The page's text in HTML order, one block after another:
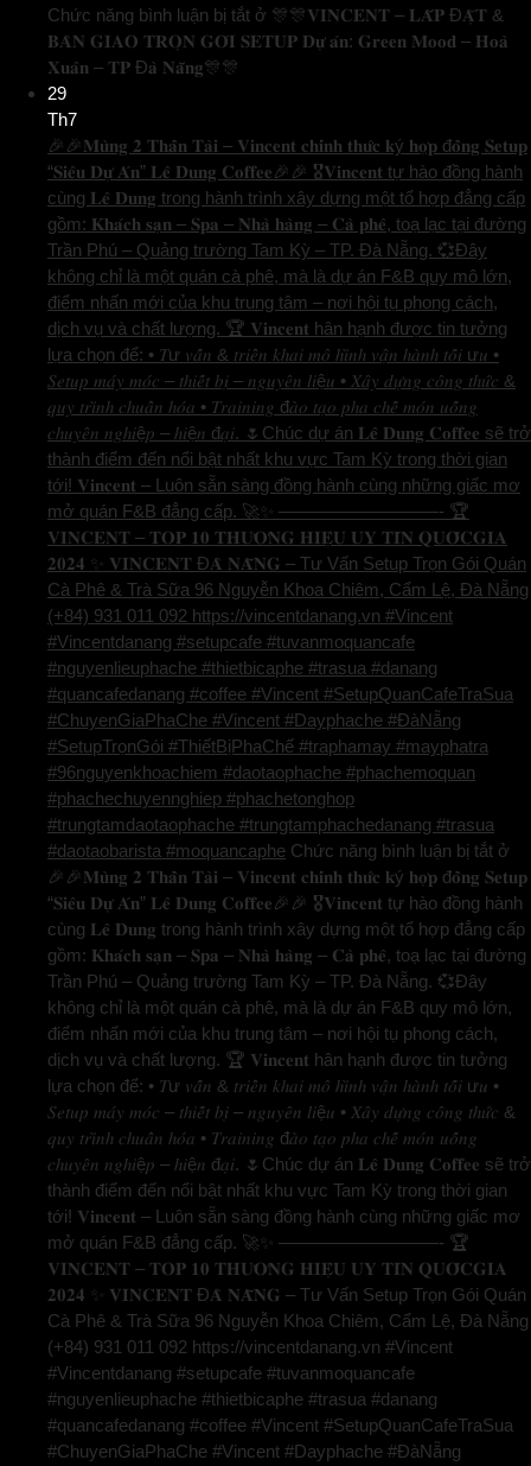
Chức năng bình luận bị tắt ở 🎊🎊𝐕𝐈𝐍𝐂𝐄𝐍𝐓 – 𝐋𝐀̆́𝐏 Đ𝐀̣̆𝐓 &
𝐁𝐀̀𝐍 𝐆𝐈𝐀𝐎 𝐓𝐑𝐎̣𝐍 𝐆𝐎́𝐈 𝐒𝐄𝐓𝐔𝐏 𝐃𝐮̛̣ 𝐚́𝐧: 𝐆𝐫𝐞𝐞𝐧 𝐌𝐨𝐨𝐝 – 𝐇𝐨𝐚̀
𝐗𝐮𝐚̂𝐧 – 𝐓𝐏 Đ𝐚̀ 𝐍𝐚̆̃𝐧𝐠🎊🎊
29
Th7
🎉🎉𝐌𝐮̀𝐧𝐠 𝟐 𝐓𝐡𝐚̂̀𝐧 𝐓𝐚̀𝐢 – 𝐕𝐢𝐧𝐜𝐞𝐧𝐭 𝐜𝐡𝐢́𝐧𝐡 𝐭𝐡𝐮̛́𝐜 𝐤ý 𝐡𝐨̛̣𝐩 đ𝐨̂̀𝐧𝐠 𝐒𝐞𝐭𝐮𝐩
“𝐒𝐢𝐞̂𝐮 𝐃𝐮̛̣ 𝐀́𝐧” 𝐋𝐞̂ 𝐃𝐮𝐧𝐠 𝐂𝐨𝐟𝐟𝐞𝐞🎉🎉 🎖️𝐕𝐢𝐧𝐜𝐞𝐧𝐭 tự hào đồng hành
cùng 𝐋𝐞̂ 𝐃𝐮𝐧𝐠 trong hành trình xây dựng một tổ hợp đẳng cấp
gồm: 𝐊𝐡𝐚́𝐜𝐡 𝐬𝐚̣𝐧 – 𝐒𝐩𝐚 – 𝐍𝐡𝐚̀ 𝐡𝐚̀𝐧𝐠 – 𝐂𝐚̀ 𝐩𝐡𝐞̂, toạ lạc tại đường
Trần Phú – Quảng trường Tam Kỳ – TP. Đà Nẵng. 💞Đây
không chỉ là một quán cà phê, mà là dự án F&B quy mô lớn,
điểm nhấn mới của khu trung tâm – nơi hội tụ phong cách,
dịch vụ và chất lượng. 🏆 𝐕𝐢𝐧𝐜𝐞𝐧𝐭 hân hạnh được tin tưởng
lựa chọn để: • 𝑇ư 𝑣𝑎̂́𝑛 & 𝑡𝑟𝑖𝑒̂̉𝑛 𝑘ℎ𝑎𝑖 𝑚𝑜̂ ℎ𝑖̀𝑛ℎ 𝑣𝑎̣̂𝑛 ℎ𝑎̀𝑛ℎ 𝑡𝑜̂́𝑖 ư𝑢 •
𝑆𝑒𝑡𝑢𝑝 𝑚𝑎́𝑦 𝑚𝑜́𝑐 – 𝑡ℎ𝑖𝑒̂́𝑡 𝑏𝑖̣ – 𝑛𝑔𝑢𝑦𝑒̂𝑛 𝑙𝑖ệ𝑢 • 𝑋𝑎̂𝑦 𝑑𝑢̛̣𝑛𝑔 𝑐𝑜̂𝑛𝑔 𝑡ℎ𝑢̛́𝑐 &
𝑞𝑢𝑦 𝑡𝑟𝑖̀𝑛ℎ 𝑐ℎ𝑢𝑎̂̉𝑛 ℎ𝑜́𝑎 • 𝑇𝑟𝑎𝑖𝑛𝑖𝑛𝑔 đ𝑎̀𝑜 𝑡𝑎̣𝑜 𝑝ℎ𝑎 𝑐ℎ𝑒̂́ 𝑚𝑜́𝑛 𝑢𝑜̂́𝑛𝑔
𝑐ℎ𝑢𝑦𝑒̂𝑛 𝑛𝑔ℎ𝑖ệ𝑝 – ℎ𝑖ệ𝑛 đ𝑎̣𝑖. 🌷Chúc dự án 𝐋𝐞̂ 𝐃𝐮𝐧𝐠 𝐂𝐨𝐟𝐟𝐞𝐞 sẽ trở
thành điểm đến nổi bật nhất khu vực Tam Kỳ trong thời gian
tới! 𝐕𝐢𝐧𝐜𝐞𝐧𝐭 – Luôn sẵn sàng đồng hành cùng những giấc mơ
mở quán F&B đẳng cấp. 🚀✨ —————————- 🏆
𝐕𝐈𝐍𝐂𝐄𝐍𝐓 – 𝐓𝐎𝐏 𝟏𝟎 𝐓𝐇𝐔̛𝐎̛𝐍𝐆 𝐇𝐈𝐄̣̂𝐔 𝐔𝐘 𝐓𝐈́𝐍 𝐐𝐔𝐎̂́𝐂𝐆𝐈𝐀
𝟐𝟎𝟐𝟒 ✨ 𝐕𝐈𝐍𝐂𝐄𝐍𝐓 Đ𝐀̀ 𝐍𝐀̆̃𝐍𝐆 – Tư Vấn Setup Trọn Gói Quán
Cà Phê & Trà Sữa 96 Nguyễn Khoa Chiêm, Cẩm Lệ, Đà Nẵng
(+84) 931 011 092 https://vincentdanang.vn #Vincent
#Vincentdanang #setupcafe #tuvanmoquancafe
#nguyenlieuphache #thietbicaphe #trasua #danang
#quancafedanang #coffee #Vincent #SetupQuanCafeTraSua
#ChuyenGiaPhaChe #Vincent #Dayphache #ĐàNẵng
#SetupTrọnGói #ThiếtBịPhaChế #traphamay #mayphatra
#96nguyenkhoachiem #daotaophache #phachemoquan
#phachechuyennghiep #phachetonghop
#trungtamdaotaophache #trungtamphachedanang #trasua
#daotaobarista #moquancaphe Chức năng bình luận bị tắt ở
🎉🎉𝐌𝐮̀𝐧𝐠 𝟐 𝐓𝐡𝐚̂̀𝐧 𝐓𝐚̀𝐢 – 𝐕𝐢𝐧𝐜𝐞𝐧𝐭 𝐜𝐡𝐢́𝐧𝐡 𝐭𝐡𝐮̛́𝐜 𝐤ý 𝐡𝐨̛̣𝐩 đ𝐨̂̀𝐧𝐠 𝐒𝐞𝐭𝐮𝐩
“𝐒𝐢𝐞̂𝐮 𝐃𝐮̛̣ 𝐀́𝐧” 𝐋𝐞̂ 𝐃𝐮𝐧𝐠 𝐂𝐨𝐟𝐟𝐞𝐞🎉🎉 🎖️𝐕𝐢𝐧𝐜𝐞𝐧𝐭 tự hào đồng hành
cùng 𝐋𝐞̂ 𝐃𝐮𝐧𝐠 trong hành trình xây dựng một tổ hợp đẳng cấp
gồm: 𝐊𝐡𝐚́𝐜𝐡 𝐬𝐚̣𝐧 – 𝐒𝐩𝐚 – 𝐍𝐡𝐚̀ 𝐡𝐚̀𝐧𝐠 – 𝐂𝐚̀ 𝐩𝐡𝐞̂, toạ lạc tại đường
Trần Phú – Quảng trường Tam Kỳ – TP. Đà Nẵng. 💞Đây
không chỉ là một quán cà phê, mà là dự án F&B quy mô lớn,
điểm nhấn mới của khu trung tâm – nơi hội tụ phong cách,
dịch vụ và chất lượng. 🏆 𝐕𝐢𝐧𝐜𝐞𝐧𝐭 hân hạnh được tin tưởng
lựa chọn để: • 𝑇ư 𝑣𝑎̂́𝑛 & 𝑡𝑟𝑖𝑒̂̉𝑛 𝑘ℎ𝑎𝑖 𝑚𝑜̂ ℎ𝑖̀𝑛ℎ 𝑣𝑎̣̂𝑛 ℎ𝑎̀𝑛ℎ 𝑡𝑜̂́𝑖 ư𝑢 •
𝑆𝑒𝑡𝑢𝑝 𝑚𝑎́𝑦 𝑚𝑜́𝑐 – 𝑡ℎ𝑖𝑒̂́𝑡 𝑏𝑖̣ – 𝑛𝑔𝑢𝑦𝑒̂𝑛 𝑙𝑖ệ𝑢 • 𝑋𝑎̂𝑦 𝑑𝑢̛̣𝑛𝑔 𝑐𝑜̂𝑛𝑔 𝑡ℎ𝑢̛́𝑐 &
𝑞𝑢𝑦 𝑡𝑟𝑖̀𝑛ℎ 𝑐ℎ𝑢𝑎̂̉𝑛 ℎ𝑜́𝑎 • 𝑇𝑟𝑎𝑖𝑛𝑖𝑛𝑔 đ𝑎̀𝑜 𝑡𝑎̣𝑜 𝑝ℎ𝑎 𝑐ℎ𝑒̂́ 𝑚𝑜́𝑛 𝑢𝑜̂́𝑛𝑔
𝑐ℎ𝑢𝑦𝑒̂𝑛 𝑛𝑔ℎ𝑖ệ𝑝 – ℎ𝑖ệ𝑛 đ𝑎̣𝑖. 🌷Chúc dự án 𝐋𝐞̂ 𝐃𝐮𝐧𝐠 𝐂𝐨𝐟𝐟𝐞𝐞 sẽ trở
thành điểm đến nổi bật nhất khu vực Tam Kỳ trong thời gian
tới! 𝐕𝐢𝐧𝐜𝐞𝐧𝐭 – Luôn sẵn sàng đồng hành cùng những giấc mơ
mở quán F&B đẳng cấp. 🚀✨ —————————- 🏆
𝐕𝐈𝐍𝐂𝐄𝐍𝐓 – 𝐓𝐎𝐏 𝟏𝟎 𝐓𝐇𝐔̛𝐎̛𝐍𝐆 𝐇𝐈𝐄̣̂𝐔 𝐔𝐘 𝐓𝐈́𝐍 𝐐𝐔𝐎̂́𝐂𝐆𝐈𝐀
𝟐𝟎𝟐𝟒 ✨ 𝐕𝐈𝐍𝐂𝐄𝐍𝐓 Đ𝐀̀ 𝐍𝐀̆̃𝐍𝐆 – Tư Vấn Setup Trọn Gói Quán
Cà Phê & Trà Sữa 96 Nguyễn Khoa Chiêm, Cẩm Lệ, Đà Nẵng
(+84) 931 011 092 https://vincentdanang.vn #Vincent
#Vincentdanang #setupcafe #tuvanmoquancafe
#nguyenlieuphache #thietbicaphe #trasua #danang
#quancafedanang #coffee #Vincent #SetupQuanCafeTraSua
#ChuyenGiaPhaChe #Vincent #Dayphache #ĐàNẵng